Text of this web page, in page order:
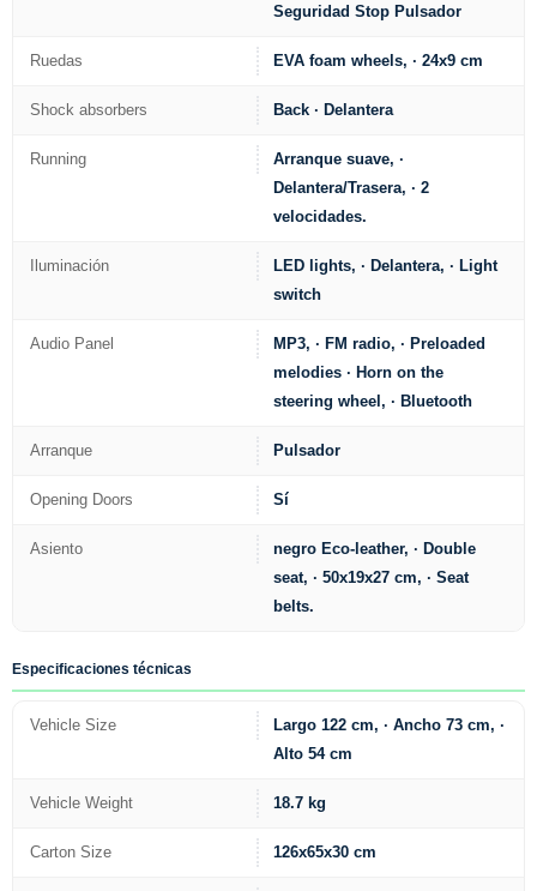
Seguridad Stop Pulsador
Ruedas EVA foam wheels, · 24x9 cm
Shock absorbers Back · Delantera
Running
Arranque suave, ·
Delantera/Trasera, · 2
velocidades.
Iluminación
LED lights, · Delantera, · Light
switch
Audio Panel
MP3, · FM radio, · Preloaded
melodies · Horn on the
steering wheel, · Bluetooth
Arranque Pulsador
Opening Doors Sí
Asiento
negro Eco-leather, · Double
seat, · 50x19x27 cm, · Seat
belts.
Especificaciones técnicas
Vehicle Size
Largo 122 cm, · Ancho 73 cm, ·
Alto 54 cm
Vehicle Weight 18.7 kg
Carton Size 126x65x30 cm